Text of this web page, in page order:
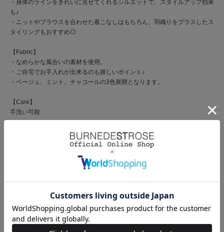
20082615500022 50 00
WILLSELECTION（ウィルセレクション）
素材
表地：ポリエステル99％ ポリウレタン1％ 裏地：
原産国 中国
サイズ
F(00)：前丈106cm/後丈100cm/身幅45cm/天幅21cm/
・身体のラインをきれいに見せてくれるシルエットで、スタイルアップ効果
も♪
・ニットやブラウスを合わせた着こなしはもちろん、羽織りをプラスしたス
タイリングもおすすめ◎
【Fabric】
・なめらかな風合いの素材を使用。
・ご自宅でお手入れが出来るのも嬉しいポイント♪
・ベージュ、ミント、チャコールの3色展開となります。
【Care】
手洗い可能